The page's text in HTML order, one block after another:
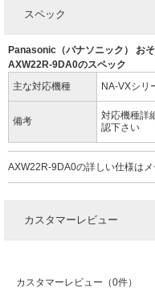
スペック
Panasonic（パナソニック） お
AXW22R-9DA0のスペック
主な対応機種
NA-VXシリ
備考
対応機種詳
認下さい
AXW22R-9DA0の詳しい仕様は
カスタマーレビュー
カスタマーレビュー（0件）